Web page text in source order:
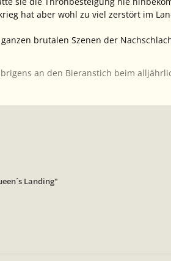
hat aber wohl zu viel zerstört im
brutalen Szenen der
an den Bieranstich beim
Landing"